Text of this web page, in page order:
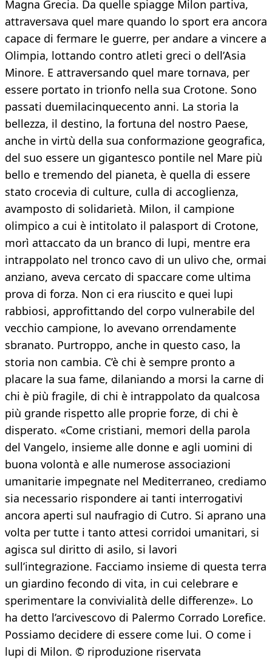
Magna Grecia. Da quelle spiagge Milon partiva,
attraversava quel mare quando lo sport era ancora
capace di fermare le guerre, per andare a vincere a
Olimpia, lottando contro atleti greci o dell’Asia
Minore. E attraversando quel mare tornava, per
essere portato in trionfo nella sua Crotone. Sono
passati duemilacinquecento anni. La storia la
bellezza, il destino, la fortuna del nostro Paese,
anche in virtù della sua conformazione geografica,
del suo essere un gigantesco pontile nel Mare più
bello e tremendo del pianeta, è quella di essere
stato crocevia di culture, culla di accoglienza,
avamposto di solidarietà. Milon, il campione
olimpico a cui è intitolato il palasport di Crotone,
morì attaccato da un branco di lupi, mentre era
intrappolato nel tronco cavo di un ulivo che, ormai
anziano, aveva cercato di spaccare come ultima
prova di forza. Non ci era riuscito e quei lupi
rabbiosi, approfittando del corpo vulnerabile del
vecchio campione, lo avevano orrendamente
sbranato. Purtroppo, anche in questo caso, la
storia non cambia. C’è chi è sempre pronto a
placare la sua fame, dilaniando a morsi la carne di
chi è più fragile, di chi è intrappolato da qualcosa
più grande rispetto alle proprie forze, di chi è
disperato. «Come cristiani, memori della parola
del Vangelo, insieme alle donne e agli uomini di
buona volontà e alle numerose associazioni
umanitarie impegnate nel Mediterraneo, crediamo
sia necessario rispondere ai tanti interrogativi
ancora aperti sul naufragio di Cutro. Si aprano una
volta per tutte i tanto attesi corridoi umanitari, si
agisca sul diritto di asilo, si lavori
sull’integrazione. Facciamo insieme di questa terra
un giardino fecondo di vita, in cui celebrare e
sperimentare la convivialità delle differenze». Lo
ha detto l’arcivescovo di Palermo Corrado Lorefice.
Possiamo decidere di essere come lui. O come i
lupi di Milon. © riproduzione riservata